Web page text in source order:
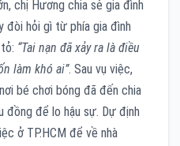
chị Hương chia sẻ gia đình
đòi hỏi gì từ phía gia đình
“Tai nạn đã xảy ra là điều
làm khó ai”. Sau vụ việc,
bé chơi bóng đã đến chia
đồng để lo hậu sự. Dự định
ở TP.HCM để về nhà